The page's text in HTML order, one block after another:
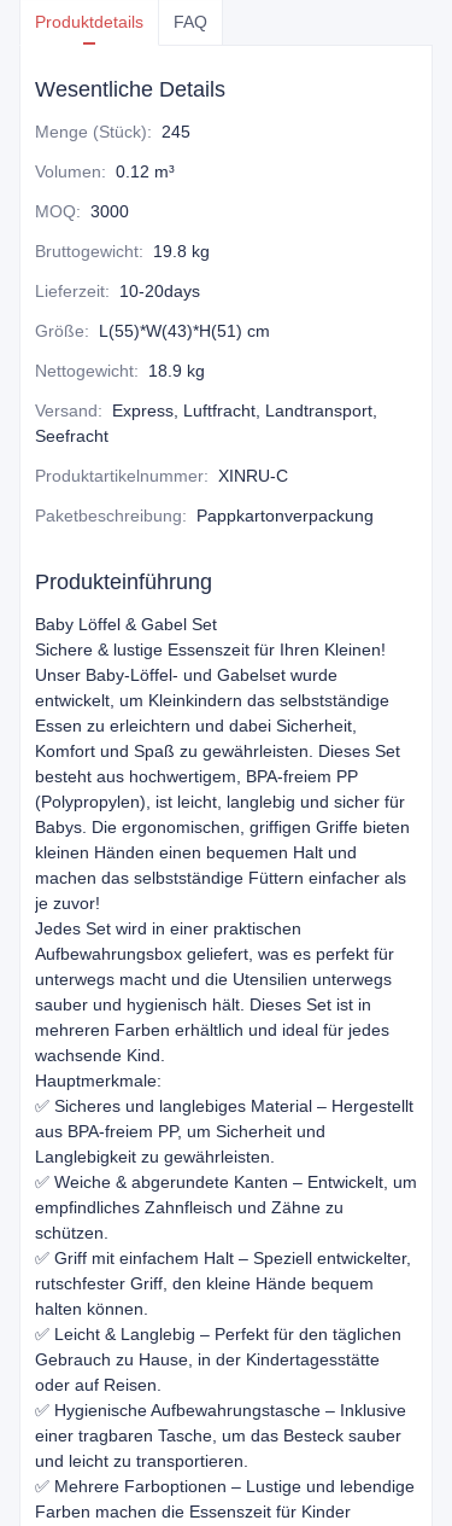
Produktdetails FAQ
Wesentliche Details
Menge (Stück): 245
Volumen: 0.12 m³
MOQ: 3000
Bruttogewicht: 19.8 kg
Lieferzeit: 10-20days
Größe: L(55)*W(43)*H(51) cm
Nettogewicht: 18.9 kg
Versand:
Express, Luftfracht, Landtransport,
Seefracht
Produktartikelnummer: XINRU-C
Paketbeschreibung: Pappkartonverpackung
Produkteinführung
Baby Löffel & Gabel Set
Sichere & lustige Essenszeit für Ihren Kleinen!
Unser Baby-Löffel- und Gabelset wurde
entwickelt, um Kleinkindern das selbstständige
Essen zu erleichtern und dabei Sicherheit,
Komfort und Spaß zu gewährleisten. Dieses Set
besteht aus hochwertigem, BPA-freiem PP
(Polypropylen), ist leicht, langlebig und sicher für
Babys. Die ergonomischen, griffigen Griffe bieten
kleinen Händen einen bequemen Halt und
machen das selbstständige Füttern einfacher als
je zuvor!
Jedes Set wird in einer praktischen
Aufbewahrungsbox geliefert, was es perfekt für
unterwegs macht und die Utensilien unterwegs
sauber und hygienisch hält. Dieses Set ist in
mehreren Farben erhältlich und ideal für jedes
wachsende Kind.
Hauptmerkmale:
✅ Sicheres und langlebiges Material – Hergestellt
aus BPA-freiem PP, um Sicherheit und
Langlebigkeit zu gewährleisten.
✅ Weiche & abgerundete Kanten – Entwickelt, um
empfindliches Zahnfleisch und Zähne zu
schützen.
✅ Griff mit einfachem Halt – Speziell entwickelter,
rutschfester Griff, den kleine Hände bequem
halten können.
✅ Leicht & Langlebig – Perfekt für den täglichen
Gebrauch zu Hause, in der Kindertagesstätte
oder auf Reisen.
✅ Hygienische Aufbewahrungstasche – Inklusive
einer tragbaren Tasche, um das Besteck sauber
und leicht zu transportieren.
✅ Mehrere Farboptionen – Lustige und lebendige
Farben machen die Essenszeit für Kinder